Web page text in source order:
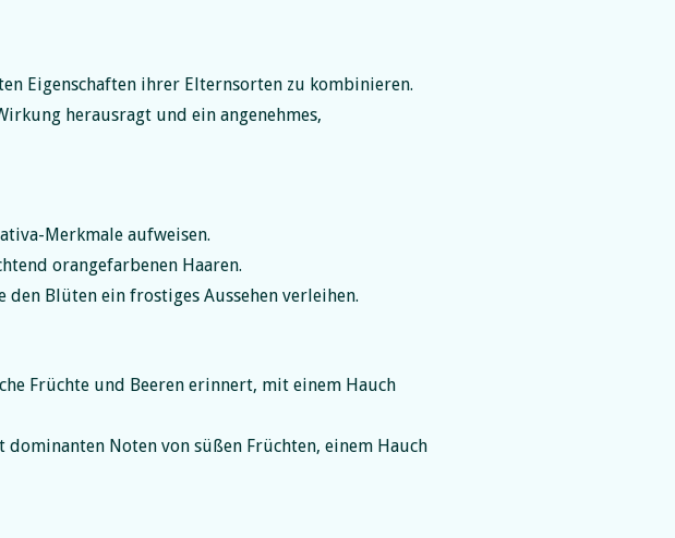
Eigenschaften ihrer Elternsorten zu kombinieren.
herausragt und ein angenehmes,
Merkmale aufweisen.
orangefarbenen Haaren.
Blüten ein frostiges Aussehen verleihen.
Früchte und Beeren erinnert, mit einem Hauch
Noten von süßen Früchten, einem Hauch